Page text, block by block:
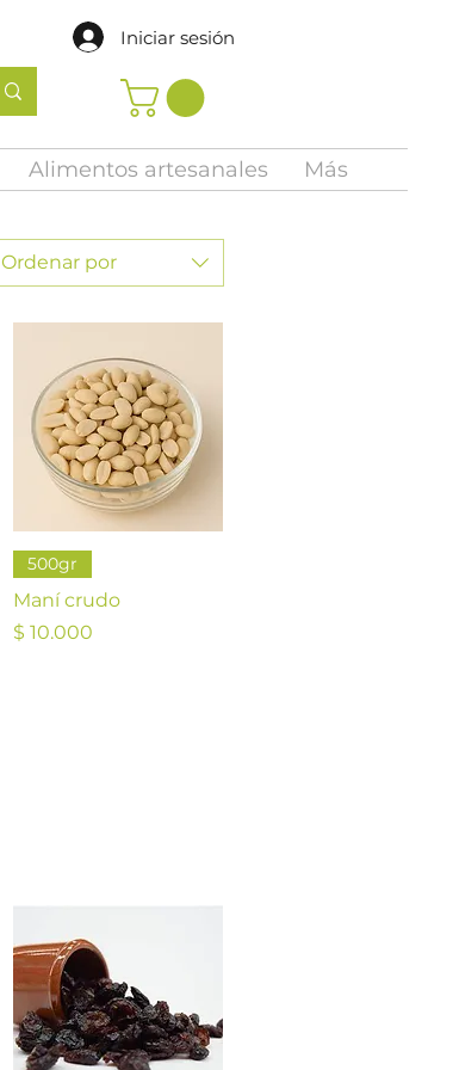
Iniciar sesión
Alimentos artesanales Más
Ordenar por
Vista rápida
500gr
Maní crudo
Precio
$ 10.000